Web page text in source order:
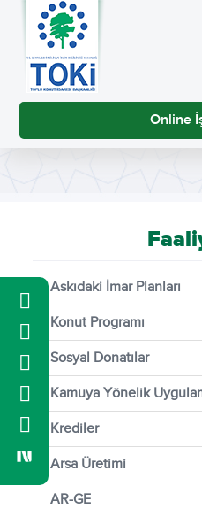
Online
Askıdaki İmar Planları
Konut Programı
Sosyal Donatılar
Kamuya Yönelik
Krediler
Arsa Üretimi
AR-GE